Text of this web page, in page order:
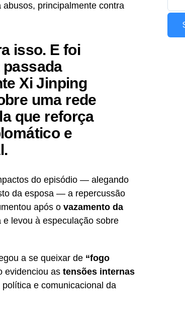
principalmente contra
isso. E foi
Xi Jinping
uma rede
que reforça
e
.
do episódio — alegando
da esposa — a repercussão
após o vazamento da
e levou à especulação sobre
a se queixar de “fogo
evidenciou as tensões internas
e comunicacional da